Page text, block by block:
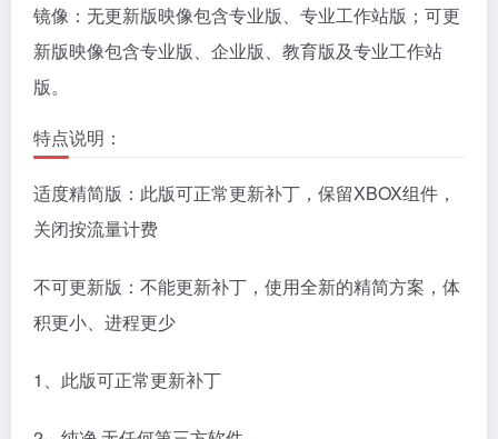
镜像：无更新版映像包含专业版、专业工作站版；可更
新版映像包含专业版、企业版、教育版及专业工作站
版。
特点说明：
适度精简版：此版可正常更新补丁，保留XBOX组件，
关闭按流量计费
不可更新版：不能更新补丁，使用全新的精简方案，体
积更小、进程更少
1、此版可正常更新补丁